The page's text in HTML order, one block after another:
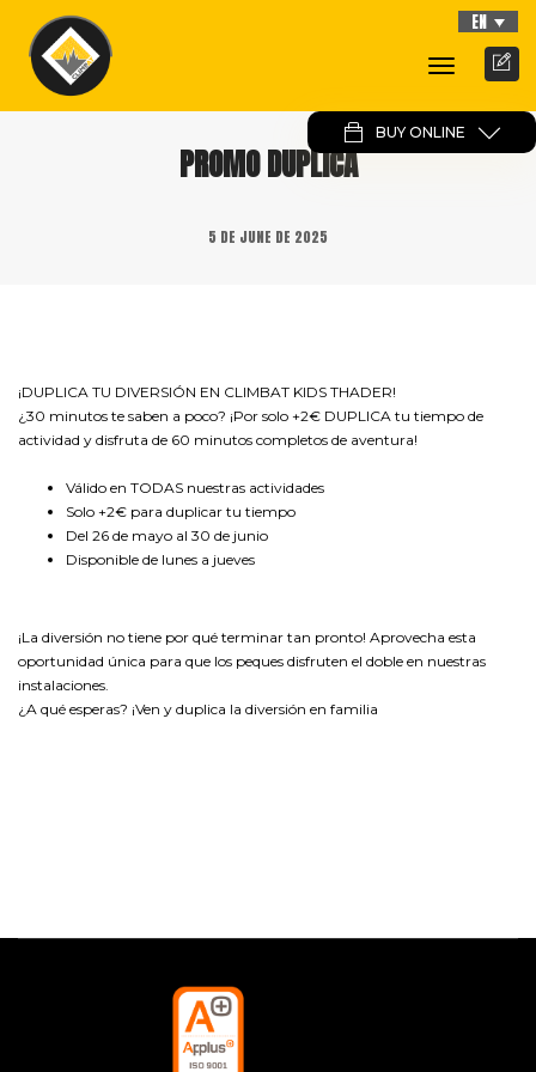
Toggle
BUY ONLINE
EN
PROMO DUPLICA
5 DE JUNE DE 2025
¡DUPLICA TU DIVERSIÓN EN CLIMBAT KIDS THADER!
¿30 minutos te saben a poco? ¡Por solo +2€ DUPLICA tu tiempo de
actividad y disfruta de 60 minutos completos de aventura!
Válido en TODAS nuestras actividades
Solo +2€ para duplicar tu tiempo
Del 26 de mayo al 30 de junio
Disponible de lunes a jueves
¡La diversión no tiene por qué terminar tan pronto! Aprovecha esta
oportunidad única para que los peques disfruten el doble en nuestras
instalaciones.
¿A qué esperas? ¡Ven y duplica la diversión en familia